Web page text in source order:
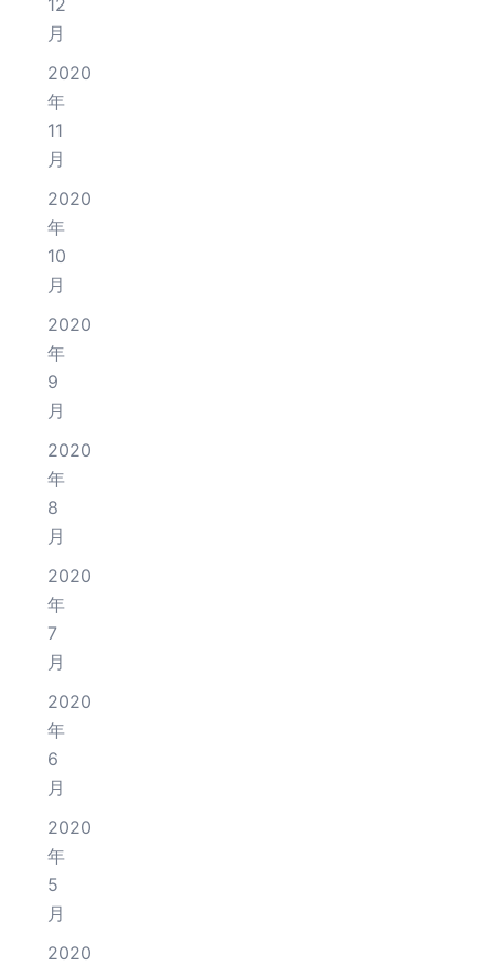
12
月
2020
年
11
月
2020
年
10
月
2020
年
9
月
2020
年
8
月
2020
年
7
月
2020
年
6
月
2020
年
5
月
2020